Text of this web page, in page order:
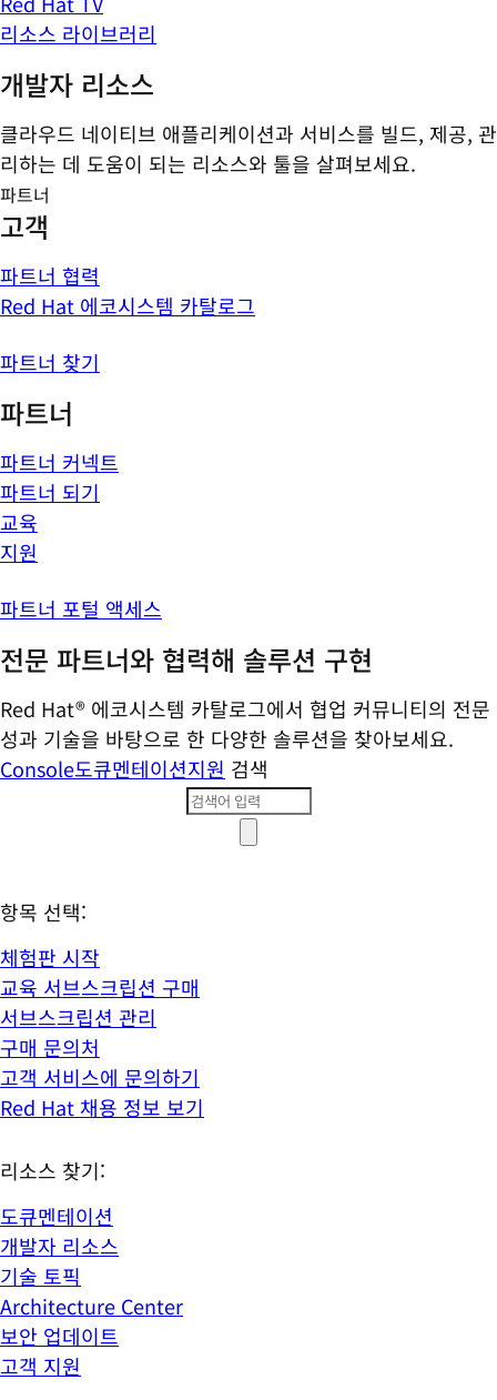
리소스 라이브러리
개발자 리소스
클라우드 네이티브 애플리케이션과 서비스를 빌드, 제공, 관
리하는 데 도움이 되는 리소스와 툴을 살펴보세요.
파트너
고객
파트너 협력
Red Hat 에코시스템 카탈로그
파트너 찾기
파트너
파트너 커넥트
파트너 되기
교육
지원
파트너 포털 액세스
전문 파트너와 협력해 솔루션 구현
Red Hat® 에코시스템 카탈로그에서 협업 커뮤니티의 전문
성과 기술을 바탕으로 한 다양한 솔루션을 찾아보세요.
Console도큐멘테이션지원 검색
항목 선택:
체험판 시작
교육 서브스크립션 구매
서브스크립션 관리
구매 문의처
고객 서비스에 문의하기
Red Hat 채용 정보 보기
리소스 찾기:
도큐멘테이션
개발자 리소스
기술 토픽
Architecture Center
보안 업데이트
고객 지원